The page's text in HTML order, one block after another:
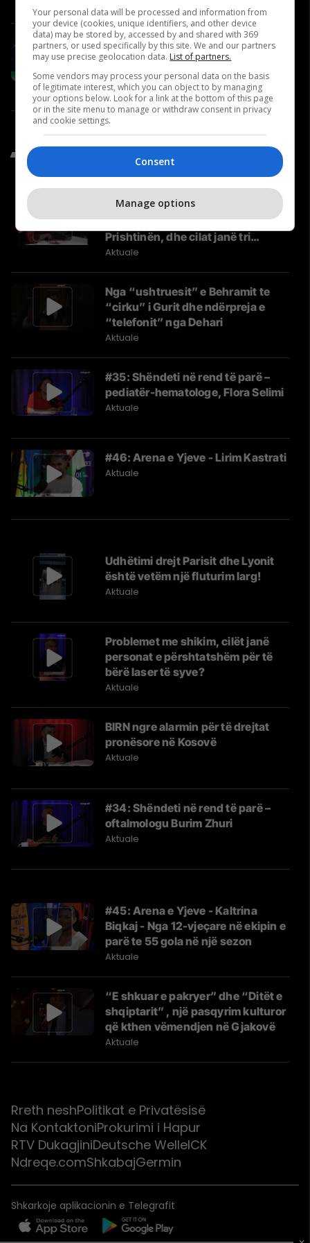
Debutimi si 16-vjeçar dhe
ndeshjet që lanë gjurmë – Visar
Zogiani mysafir në “Arena e
Yjeve”
Sport vendor
Të Fundit nga Aktuale
Kush është Besa Shahini,
kandidatja e vetme grua për
Prishtinën, dhe cilat janë tri
synimet e saj?
Aktuale
Nga “ushtruesit” e Behramit te
“cirku” i Gurit dhe ndërpreja e
“telefonit” nga Dehari
Aktuale
#35: Shëndeti në rend të parë –
pediatër-hematologe, Flora Selimi
Aktuale
#46: Arena e Yjeve - Lirim Kastrati
Aktuale
Udhëtimi drejt Parisit dhe Lyonit
është vetëm një fluturim larg!
Aktuale
Problemet me shikim, cilët janë
personat e përshtatshëm për të
bërë laser të syve?
Aktuale
BIRN ngre alarmin për të drejtat
pronësore në Kosovë
Aktuale
#34: Shëndeti në rend të parë –
oftalmologu Burim Zhuri
Aktuale
#45: Arena e Yjeve - Kaltrina
Biqkaj - Nga 12-vjeçare në ekipin e
parë te 55 gola në një sezon
Aktuale
“E shkuar e pakryer” dhe “Ditët e
shqiptarit” , një pasqyrim kulturor
që kthen vëmendjen në Gjakovë
Aktuale
Rreth neshPolitikat e Privatësisë
Na KontaktoniProkurimi i Hapur
RTV DukagjiniDeutsche WelleICK
Ndreqe.comShkabajGermin
Shkarkoje aplikacionin e Telegrafit
Your personal data will be processed and information from
your device (cookies, unique identifiers, and other device
data) may be stored by, accessed by and shared with 369
partners, or used specifically by this site. We and our partners
may use precise geolocation data. List of partners.
Some vendors may process your personal data on the basis
of legitimate interest, which you can object to by managing
your options below. Look for a link at the bottom of this page
or in the site menu to manage or withdraw consent in privacy
and cookie settings.
Consent
Manage options